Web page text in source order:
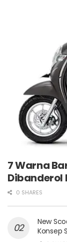
7 Warna
Dibanderol
0 SHARES
New
Konsep